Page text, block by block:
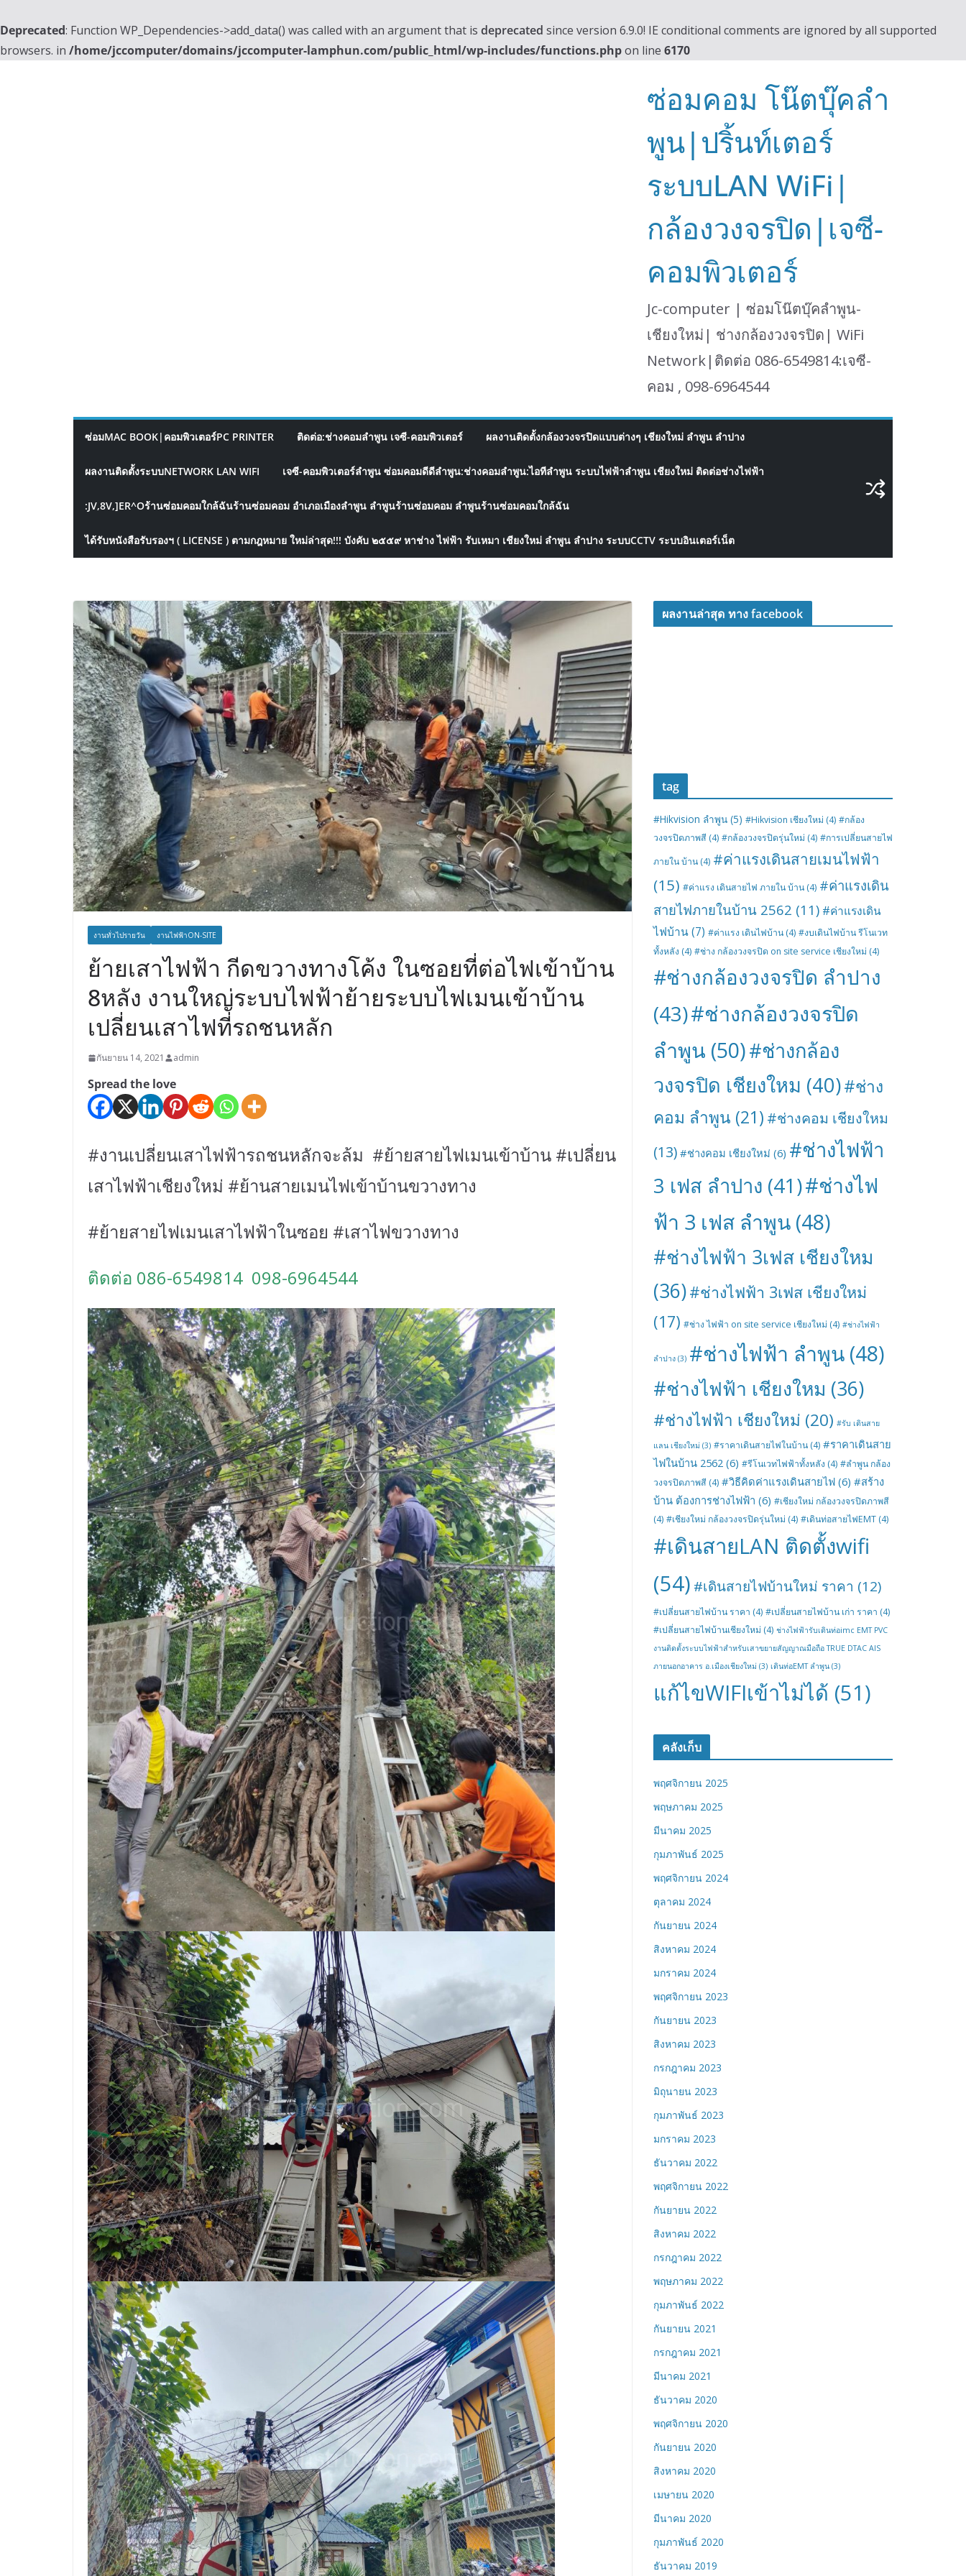
Deprecated: Function WP_Dependencies->add_data() was called with an argument that is deprecated since version 6.9.0! IE conditional comments are ignored by all supported
browsers. in /home/jccomputer/domains/jccomputer-lamphun.com/public_html/wp-includes/functions.phpon line 6170
ซ่อมคอม โน๊ตบุ๊คลำ
พูน|ปริ้นท์เตอร์
ระบบLAN WiFi|
กล้องวงจรปิด|เจซี-
คอมพิวเตอร์
Jc-computer | ซ่อมโน๊ตบุ๊คลำพูน-
เชียงใหม่| ช่างกล้องวงจรปิด| WiFi
Network|ติดต่อ 086-6549814:เจซี-
คอม , 098-6964544
ซ่อมMAC BOOK|คอมพิวเตอร์PC PRINTER ติดต่อ:ช่างคอมลำพูน เจซี-คอมพิวเตอร์ ผลงานติดตั้งกล้องวงจรปิดแบบต่างๆ เชียงใหม่ ลำพูน ลำปาง
ผลงานติดตั้งระบบNETWORK LAN WIFI เจซี-คอมพิวเตอร์ลำพูน ซ่อมคอมดีดีลำพูน:ช่างคอมลำพูน:ไอทีลำพูน ระบบไฟฟ้าลำพูน เชียงใหม่ ติดต่อช่างไฟฟ้า
:JV,8V,]ER^Oร้านซ่อมคอมใกล้ฉันร้านซ่อมคอม อำเภอเมืองลำพูน ลำพูนร้านซ่อมคอม ลำพูนร้านซ่อมคอมใกล้ฉัน
ได้รับหนังสือรับรองฯ ( LICENSE ) ตามกฎหมาย ใหม่ล่าสุด!!! บังคับ ๒๕๕๙ หาช่าง ไฟฟ้า รับเหมา เชียงใหม่ ลำพูน ลำปาง ระบบCCTV ระบบอินเตอร์เน็ต
งานทั่วไปรายวัน งานไฟฟ้าON-SITE
ย้ายเสาไฟฟ้า กีดขวางทางโค้ง ในซอยที่ต่อไฟเข้าบ้าน
8หลัง งานใหญ่ระบบไฟฟ้าย้ายระบบไฟเมนเข้าบ้าน
เปลี่ยนเสาไฟที่รถชนหลัก
กันยายน 14, 2021 admin
Spread the love
#งานเปลี่ยนเสาไฟฟ้ารถชนหลักจะล้ม #ย้ายสายไฟเมนเข้าบ้าน #เปลี่ยน
เสาไฟฟ้าเชียงใหม่ #ย้านสายเมนไฟเข้าบ้านขวางทาง
#ย้ายสายไฟเมนเสาไฟฟ้าในซอย #เสาไฟขวางทาง
ติดต่อ 086-6549814 098-6964544
ผลงานล่าสุด ทาง facebook
tag
#Hikvision ลำพูน (5) #Hikvision เชียงใหม่ (4) #กล้อง
วงจรปิดภาพสี (4) #กล้องวงจรปิดรุ่นใหม่ (4) #การเปลี่ยนสายไฟ
ภายใน บ้าน (4) #ค่าแรงเดินสายเมนไฟฟ้า
(15) #ค่าแรง เดินสายไฟ ภายใน บ้าน (4) #ค่าแรงเดิน
สายไฟภายในบ้าน 2562 (11) #ค่าแรงเดิน
ไฟบ้าน(7) #ค่าแรง เดินไฟบ้าน (4) #งบเดินไฟบ้าน รีโนเวท
ทั้งหลัง (4) #ช่าง กล้องวงจรปิด on site service เชียงใหม่ (4)
#ช่างกล้องวงจรปิด ลำปาง
(43)#ช่างกล้องวงจรปิด
ลำพูน (50)#ช่างกล้อง
วงจรปิด เชียงใหม (40)#ช่าง
คอม ลำพูน (21) #ช่างคอม เชียงใหม
(13) #ช่างคอม เชียงใหม่ (6) #ช่างไฟฟ้า
3 เฟส ลำปาง (41)#ช่างไฟ
ฟ้า 3 เฟส ลำพูน (48)
#ช่างไฟฟ้า 3เฟส เชียงใหม
(36)#ช่างไฟฟ้า 3เฟส เชียงใหม่
(17) #ช่าง ไฟฟ้า on site service เชียงใหม่ (4) #ช่างไฟฟ้า
ลำปาง (3) #ช่างไฟฟ้า ลำพูน (48)
#ช่างไฟฟ้า เชียงใหม (36)
#ช่างไฟฟ้า เชียงใหม่ (20) #รับ เดินสาย
แลน เชียงใหม่ (3) #ราคาเดินสายไฟในบ้าน (4) #ราคาเดินสาย
ไฟในบ้าน 2562 (6) #รีโนเวทไฟฟ้าทั้งหลัง (4) #ลำพูน กล้อง
วงจรปิดภาพสี (4) #วิธีคิดค่าแรงเดินสายไฟ (6) #สร้าง
บ้าน ต้องการช่างไฟฟ้า (6) #เชียงใหม่ กล้องวงจรปิดภาพสี
(4) #เชียงใหม่ กล้องวงจรปิดรุ่นใหม่ (4) #เดินท่อสายไฟEMT (4)
#เดินสายLAN ติดตั้งwifi
(54) #เดินสายไฟบ้านใหม่ ราคา (12)
#เปลี่ยนสายไฟบ้าน ราคา (4) #เปลี่ยนสายไฟบ้าน เก่า ราคา (4)
#เปลี่ยนสายไฟบ้านเชียงใหม่ (4) ช่างไฟฟ้ารับเดินท่อimc EMT PVC
งานติดตั้งระบบไฟฟ้าสำหรับเสาขยายสัญญาณมือถือ TRUE DTAC AIS
ภายนอกอาคาร อ.เมืองเชียงใหม่ (3) เดินท่อEMT ลำพูน (3)
แก้ไขWIFIเข้าไม่ได้ (51)
คลังเก็บ
พฤศจิกายน 2025
พฤษภาคม 2025
มีนาคม 2025
กุมภาพันธ์ 2025
พฤศจิกายน 2024
ตุลาคม 2024
กันยายน 2024
สิงหาคม 2024
มกราคม 2024
พฤศจิกายน 2023
กันยายน 2023
สิงหาคม 2023
กรกฎาคม 2023
มิถุนายน 2023
กุมภาพันธ์ 2023
มกราคม 2023
ธันวาคม 2022
พฤศจิกายน 2022
กันยายน 2022
สิงหาคม 2022
กรกฎาคม 2022
พฤษภาคม 2022
กุมภาพันธ์ 2022
กันยายน 2021
กรกฎาคม 2021
มีนาคม 2021
ธันวาคม 2020
พฤศจิกายน 2020
กันยายน 2020
สิงหาคม 2020
เมษายน 2020
มีนาคม 2020
กุมภาพันธ์ 2020
ธันวาคม 2019